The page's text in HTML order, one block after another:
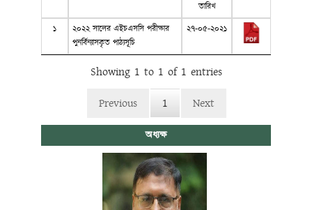
তারিখ
১
২০২২ সালের এইচএসসি পরীক্ষার
পুনর্বিন্যাসকৃত পাঠ্যসূচি
২৭-০৫-২০২১
Showing 1 to 1 of 1 entries
Previous
1 Next
অধ্যক্ষ